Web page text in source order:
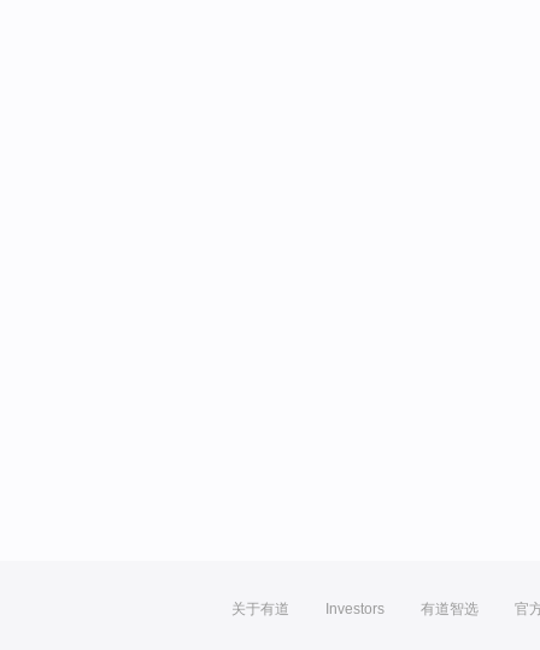
关于有道 Investors 有道智选 官